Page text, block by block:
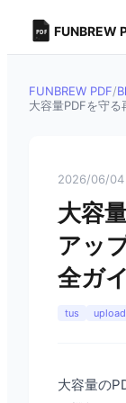
FUNBREW
FUNBREW PDF/
大容量PDFを守
2026/06/04
大容
アッ
全ガ
tus upload
大容量の